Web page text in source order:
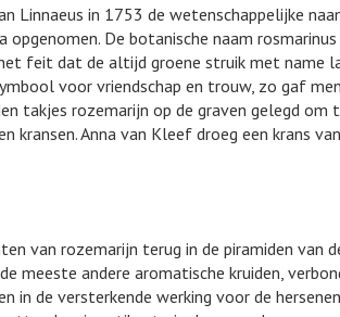
Linnaeus in 1753 de wetenschappelijke
opgenomen. De botanische naam
feit dat de altijd groene struik met name
voor vriendschap en trouw, zo gaf
takjes rozemarijn op de graven gelegd
kransen. Anna van Kleef droeg een krans
van rozemarijn terug in de piramiden van
meeste andere aromatische kruiden,
in de versterkende werking voor de